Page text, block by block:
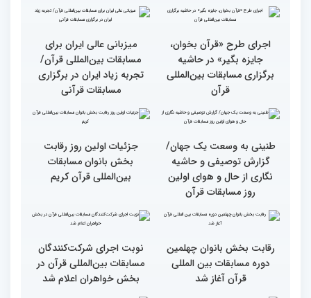
وحدت کشورهای جهان
اسلام مهمترین پیام دریافتی
از مفاهیم و تعالیم قرآن
راهیابی 35 بانو از 40 کشور
به مرحله نهایی مسابقات
بین‌المللی قرآن به میزبانی
ایران
اجرای طرح «قرآن بخوان،
جایزه بگیر» در حاشیه
برگزاری مسابقات بین‌المللی
قرآن
میزبانی عالی ایران برای
مسابقات بین‌المللی قرآن/
تجربه زیاد ایران در برگزاری
طنینی به وسعت یک جهان/
گزارش توصیفی و حاشیه
نگاری از حال و هوای اولین
جزئیات اولین روز رقابت
بخش بانوان مسابقات
بین‌المللی قرآن کریم